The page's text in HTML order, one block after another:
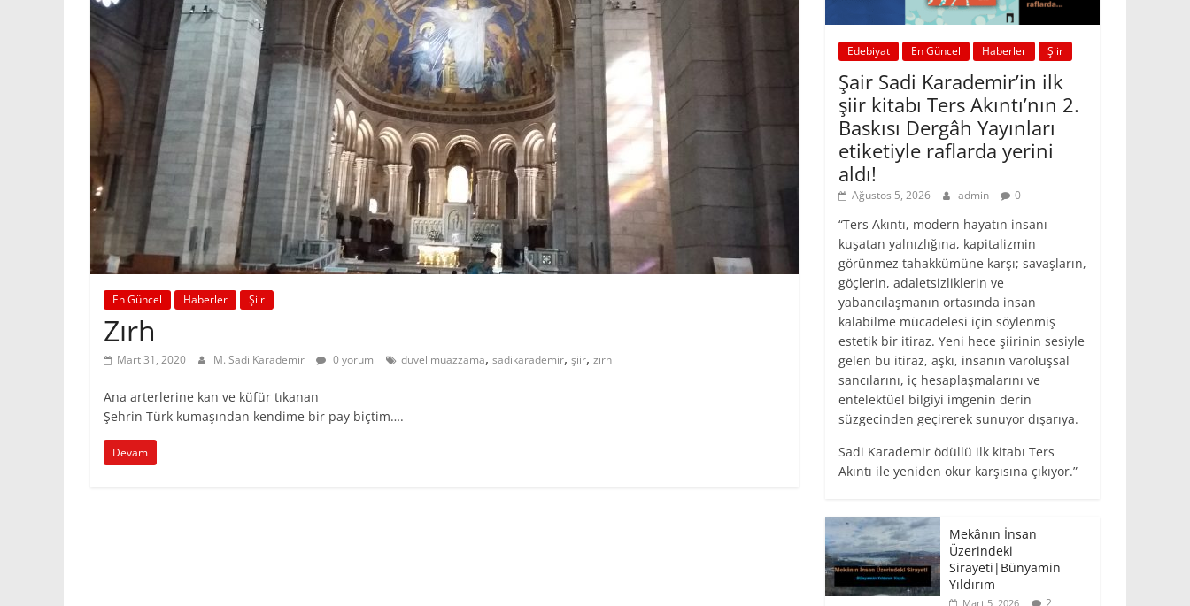
En Güncel Haberler Şiir
Zırh
Mart 31, 2020 M. Sadi Karademir 0 yorum duvelimuazzama, sadikarademir, şiir, zırh
Ana arterlerine kan ve küfür tıkanan
Şehrin Türk kumaşından kendime bir pay biçtim….
Devam
Edebiyat En Güncel Haberler Şiir
Şair Sadi Karademir’in ilk
şiir kitabı Ters Akıntı’nın 2.
Baskısı Dergâh Yayınları
etiketiyle raflarda yerini
aldı!
Ağustos 5, 2026 admin 0
“Ters Akıntı, modern hayatın insanı
kuşatan yalnızlığına, kapitalizmin
görünmez tahakkümüne karşı; savaşların,
göçlerin, adaletsizliklerin ve
yabancılaşmanın ortasında insan
kalabilme mücadelesi için söylenmiş
estetik bir itiraz. Yeni hece şiirinin sesiyle
gelen bu itiraz, aşkı, insanın varoluşsal
sancılarını, iç hesaplaşmalarını ve
entelektüel bilgiyi imgenin derin
süzgecinden geçirerek sunuyor dışarıya.
Sadi Karademir ödüllü ilk kitabı Ters
Akıntı ile yeniden okur karşısına çıkıyor.”
Mekânın İnsan
Üzerindeki
Sirayeti|Bünyamin
Yıldırım
Mart 5, 2026